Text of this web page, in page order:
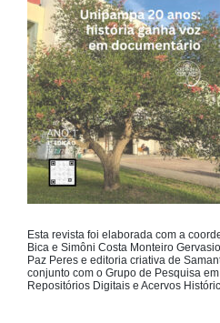
Esta revista foi elaborada com a
Bica e Simôni Costa Monteiro
Paz Peres e editoria criativa de
conjunto com o Grupo de Pesquisa
Repositórios Digitais e Acervos